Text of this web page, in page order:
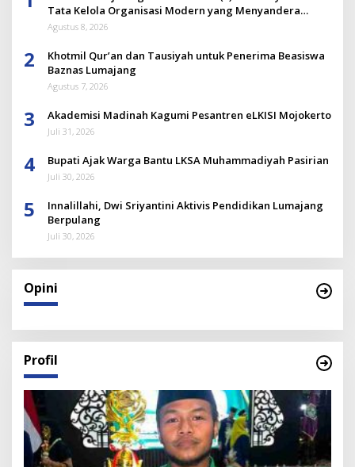
Tata Kelola Organisasi Modern yang Menyandera
Dirinya
Agustus 8, 2026
2
Khotmil Qur’an dan Tausiyah untuk Penerima Beasiswa
Baznas Lumajang
Agustus 7, 2026
3 Akademisi Madinah Kagumi Pesantren eLKISI Mojokerto
Juli 31, 2026
4 Bupati Ajak Warga Bantu LKSA Muhammadiyah Pasirian
Juli 30, 2026
5
Innalillahi, Dwi Sriyantini Aktivis Pendidikan Lumajang
Berpulang
Juli 30, 2026
Opini
Profil